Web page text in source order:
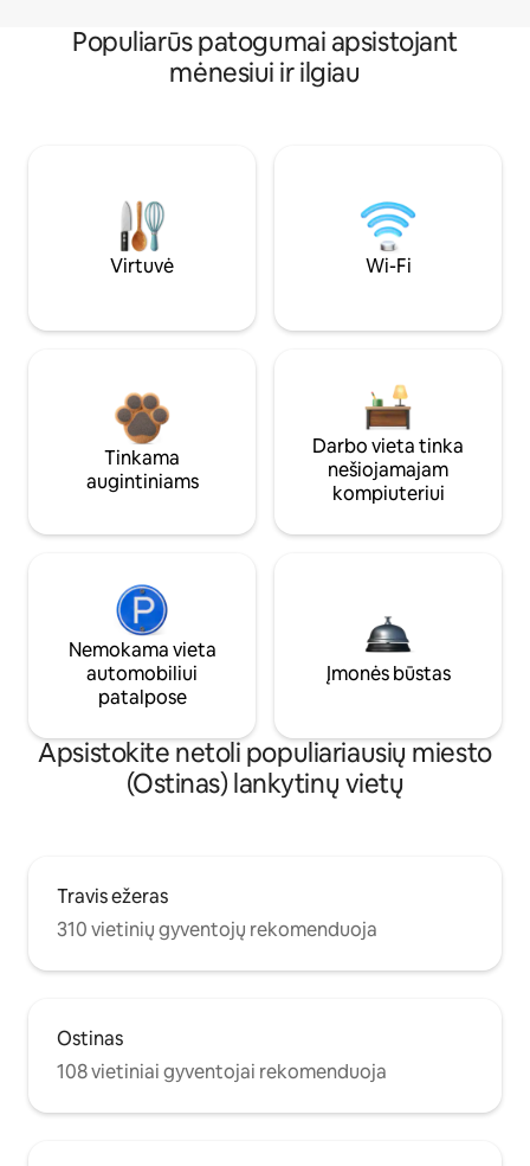
Populiarūs patogumai apsistojant
mėnesiui ir ilgiau
Virtuvė Wi-Fi
Tinkama
augintiniams
Darbo vieta tinka
nešiojamajam
kompiuteriui
Nemokama vieta
automobiliui
patalpose
Įmonės būstas
Apsistokite netoli populiariausių miesto
(Ostinas) lankytinų vietų
Travis ežeras
310 vietinių gyventojų rekomenduoja
Ostinas
108 vietiniai gyventojai rekomenduoja